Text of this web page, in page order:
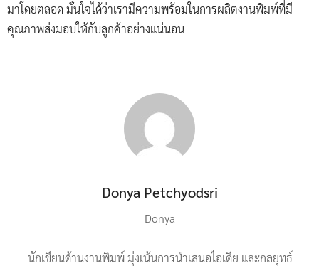
มาโดยตลอด มั่นใจได้ว่าเรามีความพร้อมในการผลิตงานพิมพ์ที่มี
คุณภาพส่งมอบให้กับลูกค้าอย่างแน่นอน
Donya Petchyodsri
Donya
นักเขียนด้านงานพิมพ์ มุ่งเน้นการนำเสนอไอเดีย และกลยุทธ์